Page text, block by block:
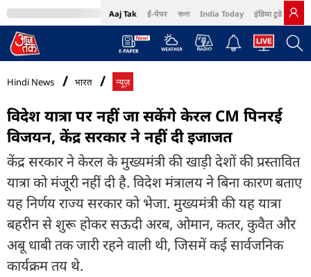
Aaj Tak ई-पेपर বাংলা India Today इंडिया टुडे हिंदी
MumbaiTak Cosmopolitan Harper's Bazaar Northeast
Hindi News भारत न्यूज़
विदेश यात्रा पर नहीं जा सकेंगे केरल CM पिनरई
विजयन, केंद्र सरकार ने नहीं दी इजाजत
केंद्र सरकार ने केरल के मुख्यमंत्री की खाड़ी देशों की प्रस्तावित
यात्रा को मंजूरी नहीं दी है. विदेश मंत्रालय ने बिना कारण बताए
यह निर्णय राज्य सरकार को भेजा. मुख्यमंत्री की यह यात्रा
बहरीन से शुरू होकर सऊदी अरब, ओमान, कतर, कुवैत और
अबू धाबी तक जारी रहने वाली थी, जिसमें कई सार्वजनिक
कार्यक्रम तय थे.